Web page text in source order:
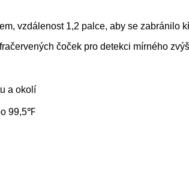
vzdálenost 1,2 palce, aby se zabránilo
čoček pro detekci mírného
a okolí
99,5℉